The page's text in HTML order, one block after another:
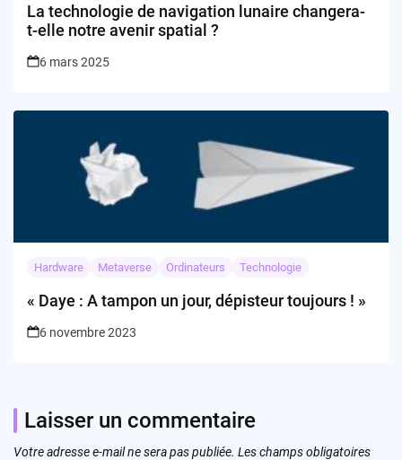
La technologie de navigation lunaire changera-
t-elle notre avenir spatial ?
6 mars 2025
Hardware Metaverse Ordinateurs Technologie
« Daye : A tampon un jour, dépisteur toujours ! »
6 novembre 2023
Laisser un commentaire
Votre adresse e-mail ne sera pas publiée. Les champs obligatoires